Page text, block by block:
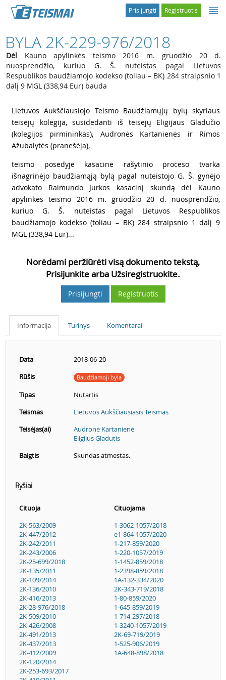
Registruotis
Prisijungti
BYLA 2K-229-976/2018
Dėl Kauno apylinkės teismo 2016 m. gruodžio 20 d.
nuosprendžio, kuriuo G. Š. nuteistas pagal Lietuvos
Respublikos baudžiamojo kodekso (toliau – BK) 284 straipsnio 1
dalį 9 MGL (338,94 Eur) bauda
Lietuvos Aukščiausiojo Teismo Baudžiamųjų bylų skyriaus
teisėjų kolegija, susidedanti iš teisėjų Eligijaus Gladučio
(kolegijos pirmininkas), Audronės Kartanienės ir Rimos
Ažubalytės (pranešėja),
teismo posėdyje kasacine rašytinio proceso tvarka
išnagrinėjo baudžiamąją bylą pagal nuteistojo G. Š. gynėjo
advokato Raimundo Jurkos kasacinį skundą dėl Kauno
apylinkės teismo 2016 m. gruodžio 20 d. nuosprendžio,
kuriuo G. Š. nuteistas pagal Lietuvos Respublikos
baudžiamojo kodekso (toliau – BK) 284 straipsnio 1 dalį 9
MGL (338,94 Eur)...
Norėdami peržiūrėti visą dokumento tekstą,
Prisijunkite arba Užsiregistruokite.
Prisijungti Registruotis
Informacija Turinys Komentarai
Data
2018-06-20
Rūšis
Baudžiamoji byla
Tipas
Nutartis
Teismas
Lietuvos Aukščiausiasis Teismas
Teisėjas(ai)
Audronė Kartanienė
Eligijus Gladutis
Baigtis
Skundas atmestas.
Ryšiai
Cituoja
Cituojama
2K-563/2009
2K-447/2012
2K-242/2011
2K-243/2006
2K-25-699/2018
2K-135/2011
2K-109/2014
2K-136/2010
2K-416/2013
2K-28-976/2018
2K-509/2010
2K-426/2008
2K-491/2013
2K-437/2013
2K-412/2009
2K-120/2014
2K-253-693/2017
1-3062-1057/2018
e1-864-1057/2020
1-217-859/2020
1-220-1057/2019
1-1452-859/2018
1-2398-859/2018
1A-132-334/2020
2K-343-719/2018
1-80-859/2020
1-645-859/2019
1-714-297/2018
1-3240-1057/2019
2K-69-719/2019
1-525-906/2019
1A-648-898/2018